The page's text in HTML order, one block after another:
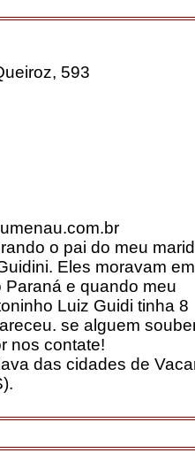
593
o pai do meu
Eles moravam em
e quando meu
Luiz Guidi tinha 8
se alguem
nos contate!
das cidades de